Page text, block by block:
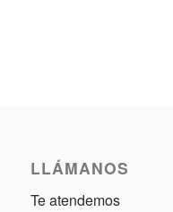
LLÁMANOS
Te atendemos